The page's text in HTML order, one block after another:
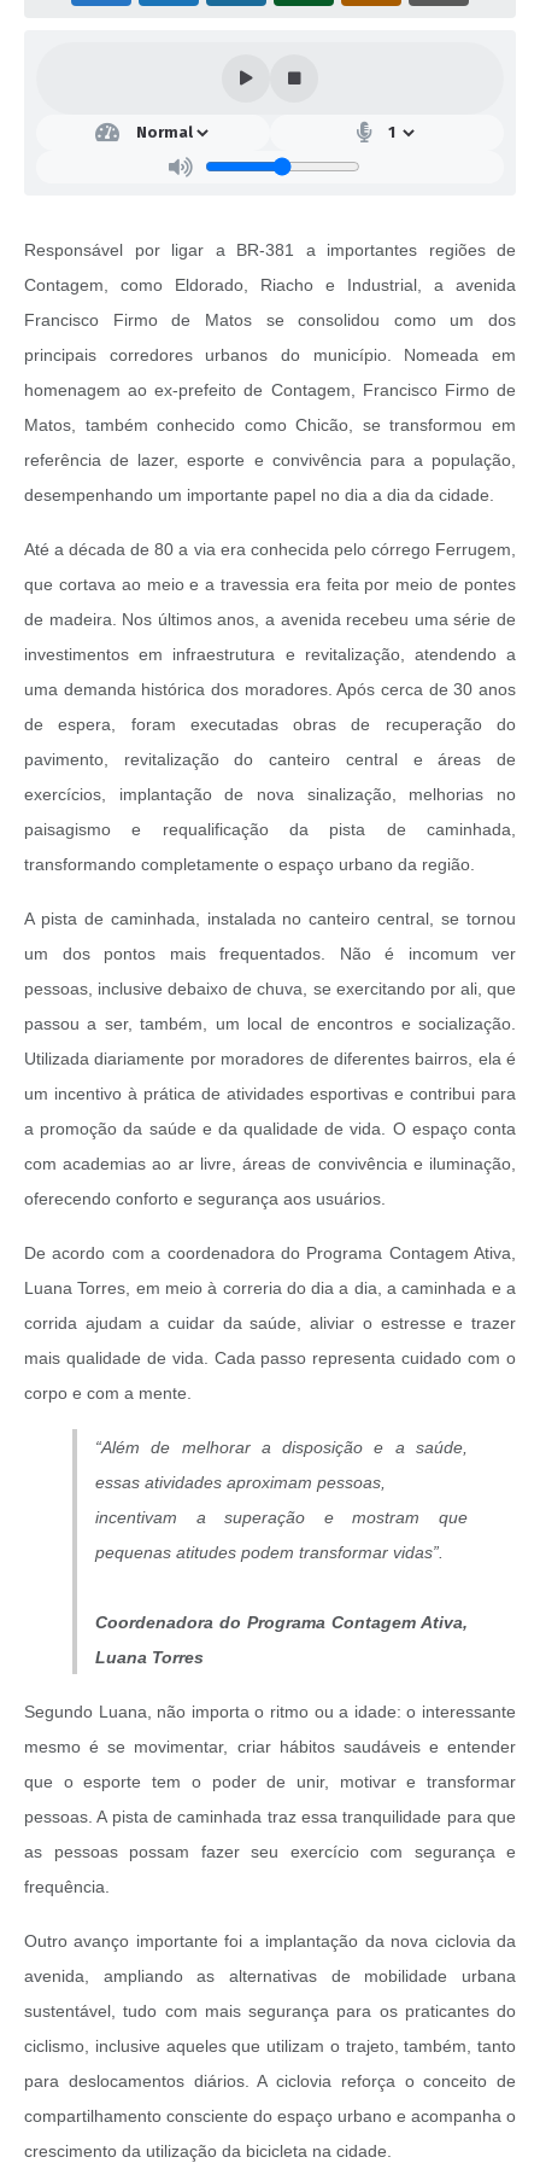
Responsável por ligar a BR-381 a importantes regiões de
Contagem, como Eldorado, Riacho e Industrial, a avenida
Francisco Firmo de Matos se consolidou como um dos
principais corredores urbanos do município. Nomeada em
homenagem ao ex-prefeito de Contagem, Francisco Firmo de
Matos, também conhecido como Chicão, se transformou em
referência de lazer, esporte e convivência para a população,
desempenhando um importante papel no dia a dia da cidade.
Até a década de 80 a via era conhecida pelo córrego Ferrugem,
que cortava ao meio e a travessia era feita por meio de pontes
de madeira. Nos últimos anos, a avenida recebeu uma série de
investimentos em infraestrutura e revitalização, atendendo a
uma demanda histórica dos moradores. Após cerca de 30 anos
de espera, foram executadas obras de recuperação do
pavimento, revitalização do canteiro central e áreas de
exercícios, implantação de nova sinalização, melhorias no
paisagismo e requalificação da pista de caminhada,
transformando completamente o espaço urbano da região.
A pista de caminhada, instalada no canteiro central, se tornou
um dos pontos mais frequentados. Não é incomum ver
pessoas, inclusive debaixo de chuva, se exercitando por ali, que
passou a ser, também, um local de encontros e socialização.
Utilizada diariamente por moradores de diferentes bairros, ela é
um incentivo à prática de atividades esportivas e contribui para
a promoção da saúde e da qualidade de vida. O espaço conta
com academias ao ar livre, áreas de convivência e iluminação,
oferecendo conforto e segurança aos usuários.
De acordo com a coordenadora do Programa Contagem Ativa,
Luana Torres, em meio à correria do dia a dia, a caminhada e a
corrida ajudam a cuidar da saúde, aliviar o estresse e trazer
mais qualidade de vida. Cada passo representa cuidado com o
corpo e com a mente.
“Além de melhorar a disposição e a saúde,
essas atividades aproximam pessoas,
incentivam a superação e mostram que
pequenas atitudes podem transformar vidas”.
Coordenadora do Programa Contagem Ativa,
Luana Torres
Segundo Luana, não importa o ritmo ou a idade: o interessante
mesmo é se movimentar, criar hábitos saudáveis e entender
que o esporte tem o poder de unir, motivar e transformar
pessoas. A pista de caminhada traz essa tranquilidade para que
as pessoas possam fazer seu exercício com segurança e
frequência.
Outro avanço importante foi a implantação da nova ciclovia da
avenida, ampliando as alternativas de mobilidade urbana
sustentável, tudo com mais segurança para os praticantes do
ciclismo, inclusive aqueles que utilizam o trajeto, também, tanto
para deslocamentos diários. A ciclovia reforça o conceito de
compartilhamento consciente do espaço urbano e acompanha o
crescimento da utilização da bicicleta na cidade.